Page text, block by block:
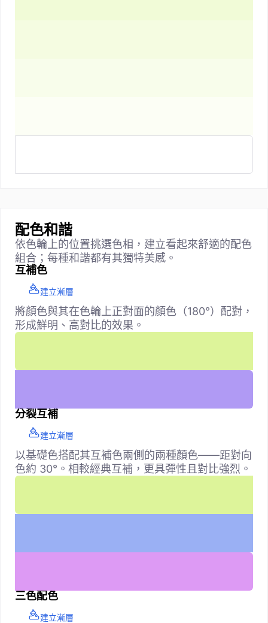
配色和諧
依色輪上的位置挑選色相，建立看起來舒適的配色
組合；每種和諧都有其獨特美感。
互補色
建立漸層
將顏色與其在色輪上正對面的顏色（180°）配對，
形成鮮明、高對比的效果。
分裂互補
建立漸層
以基礎色搭配其互補色兩側的兩種顏色——距對向
色約 30°。相較經典互補，更具彈性且對比強烈。
三色配色
建立漸層